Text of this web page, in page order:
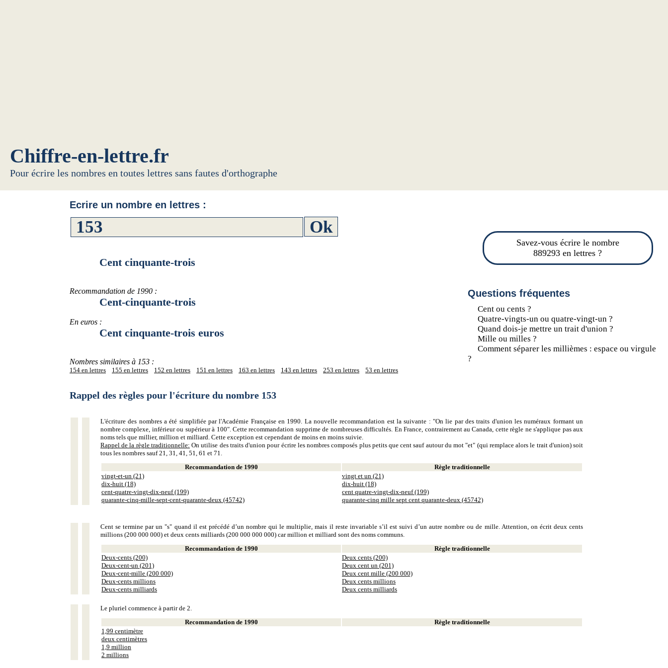
Chiffre-en-lettre.fr
Pour écrire les nombres en toutes lettres sans fautes d'orthographe
Savez-vous écrire le nombre
889293 en lettres ?
Questions fréquentes
Cent ou cents ?
Quatre-vingts-un ou quatre-vingt-un ?
Quand dois-je mettre un trait d'union ?
Mille ou milles ?
Comment séparer les millièmes : espace ou virgule
?
Ecrire un nombre en lettres :
Cent cinquante-trois
Recommandation de 1990 :
Cent-cinquante-trois
En euros :
Cent cinquante-trois euros
Nombres similaires à 153 :
154 en lettres 155 en lettres 152 en lettres 151 en lettres 163 en lettres 143 en lettres 253 en lettres 53 en lettres
Rappel des règles pour l'écriture du nombre 153
L'écriture des nombres a été simplifiée par l'Académie Française en 1990. La nouvelle recommandation est la suivante : "On lie par des traits d'union les numéraux formant un
nombre complexe, inférieur ou supérieur à 100". Cette recommandation supprime de nombreuses difficultés. En France, contrairement au Canada, cette règle ne s'applique pas aux
noms tels que millier, million et milliard. Cette exception est cependant de moins en moins suivie.
Rappel de la règle traditionnelle: On utilise des traits d'union pour écrire les nombres composés plus petits que cent sauf autour du mot "et" (qui remplace alors le trait d'union) soit
tous les nombres sauf 21, 31, 41, 51, 61 et 71.
Recommandation de 1990
Règle traditionnelle
vingt-et-un (21)
dix-huit (18)
cent-quatre-vingt-dix-neuf (199)
quarante-cinq-mille-sept-cent-quarante-deux (45742)
vingt et un (21)
dix-huit (18)
cent quatre-vingt-dix-neuf (199)
quarante-cinq mille sept cent quarante-deux (45742)
Cent se termine par un "s" quand il est précédé d’un nombre qui le multiplie, mais il reste invariable s’il est suivi d’un autre nombre ou de mille. Attention, on écrit deux cents
millions (200 000 000) et deux cents milliards (200 000 000 000) car million et milliard sont des noms communs.
Recommandation de 1990
Règle traditionnelle
Deux-cents (200)
Deux-cent-un (201)
Deux-cent-mille (200 000)
Deux-cents millions
Deux-cents milliards
Deux cents (200)
Deux cent un (201)
Deux cent mille (200 000)
Deux cents millions
Deux cents milliards
Le pluriel commence à partir de 2.
Recommandation de 1990
Règle traditionnelle
1,99 centimètre
deux centimètres
1,9 million
2 millions